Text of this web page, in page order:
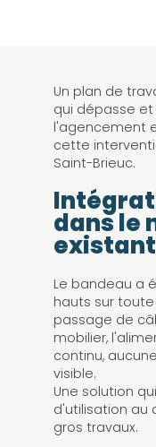
Un plan de
qui dépasse
l'agencement
cette
Saint-Brieuc.
dans le
existant
Le bandeau a
hauts sur toute
passage de
mobilier,
continu,
visible.
Une solution
d'utilisation au
gros travaux.